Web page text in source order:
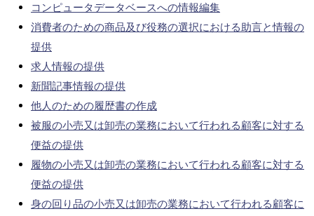
コンピュータデータベースへの情報編集
消費者のための商品及び役務の選択における助言と情報の
提供
求人情報の提供
新聞記事情報の提供
他人のための履歴書の作成
被服の小売又は卸売の業務において行われる顧客に対する
便益の提供
履物の小売又は卸売の業務において行われる顧客に対する
便益の提供
身の回り品の小売又は卸売の業務において行われる顧客に